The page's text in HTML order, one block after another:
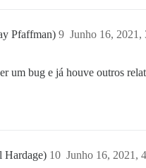
Pfaffman) Junho 16, 2021,
9
um bug e já houve outros
Hardage) Junho 16, 2021,
10